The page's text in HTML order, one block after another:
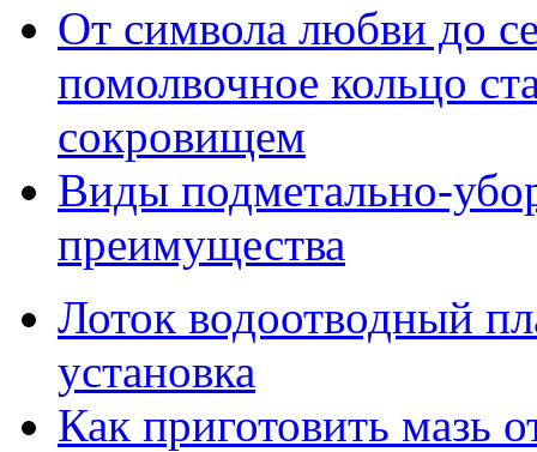
От символа любви до
помолвочное кольцо
сокровищем
Виды подметально-
преимущества
Лоток водоотводный
установка
Как приготовить мазь